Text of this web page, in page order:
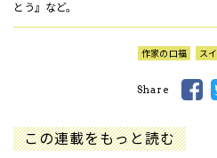
とう』など。
作家の口福 ス
Share
この連載をもっと読む